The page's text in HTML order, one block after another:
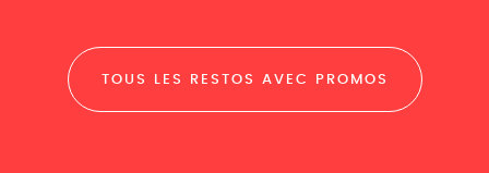
TOUS LES RESTOS AVEC PROMOS